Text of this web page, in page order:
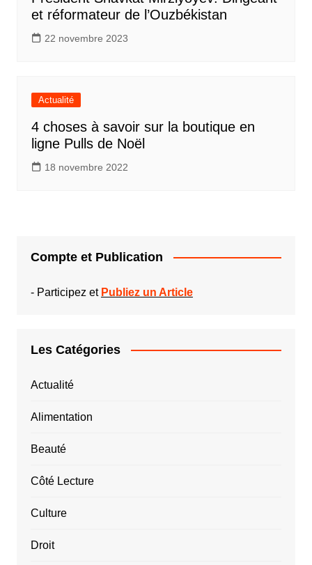
et réformateur de l’Ouzbékistan
22 novembre 2023
Actualité
4 choses à savoir sur la boutique en
ligne Pulls de Noël
18 novembre 2022
Compte et Publication
- Participez et Publiez un Article
Les Catégories
Actualité
Alimentation
Beauté
Côté Lecture
Culture
Droit